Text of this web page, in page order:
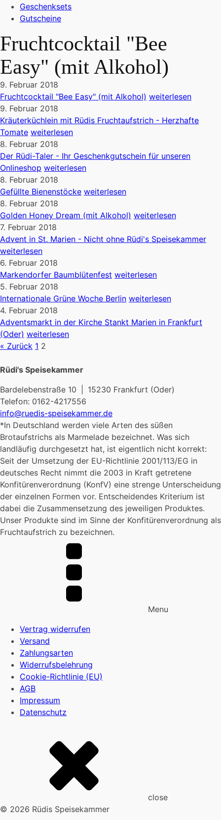
Geschenksets
Gutscheine
Fruchtcocktail "Bee
Easy" (mit Alkohol)
9. Februar 2018
Fruchtcocktail "Bee Easy" (mit Alkohol) weiterlesen
9. Februar 2018
Kräuterküchlein mit Rüdis Fruchtaufstrich - Herzhafte
Tomate weiterlesen
8. Februar 2018
Der Rüdi-Taler - Ihr Geschenkgutschein für unseren
Onlineshop weiterlesen
8. Februar 2018
Gefüllte Bienenstöcke weiterlesen
8. Februar 2018
Golden Honey Dream (mit Alkohol) weiterlesen
7. Februar 2018
Advent in St. Marien - Nicht ohne Rüdi's Speisekammer
weiterlesen
6. Februar 2018
Markendorfer Baumblütenfest weiterlesen
5. Februar 2018
Internationale Grüne Woche Berlin weiterlesen
4. Februar 2018
Adventsmarkt in der Kirche Stankt Marien in Frankfurt
(Oder) weiterlesen
« Zurück 1 2
Rüdi's Speisekammer
Bardelebenstraße 10 | 15230 Frankfurt (Oder)
Telefon: 0162-4217556
info@ruedis-speisekammer.de
*In Deutschland werden viele Arten des süßen
Brotaufstrichs als Marmelade bezeichnet. Was sich
landläufig durchgesetzt hat, ist eigentlich nicht korrekt:
Seit der Umsetzung der EU-Richtlinie 2001/113/EG in
deutsches Recht nimmt die 2003 in Kraft getretene
Konfitürenverordnung (KonfV) eine strenge Unterscheidung
der einzelnen Formen vor. Entscheidendes Kriterium ist
dabei die Zusammensetzung des jeweiligen Produktes.
Unser Produkte sind im Sinne der Konfitürenverordnung als
Fruchtaufstrich zu bezeichnen.
Menu
Vertrag widerrufen
Versand
Zahlungsarten
Widerrufsbelehrung
Cookie-Richtlinie (EU)
AGB
Impressum
Datenschutz
close
© 2026 Rüdis Speisekammer